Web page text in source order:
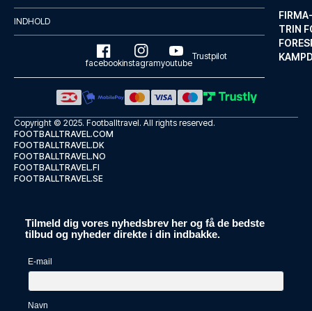
TRIN
Med et ophold ved Mercure Düss...
INDHOLD
facebookinstagramyoutube
Trustpilot
Copyright © 2025. Footballtravel. All rights reserved.
FOOTBALLTRAVEL.COM
FOOTBALLTRAVEL.DK
FOOTBALLTRAVEL.NO
FOOTBALLTRAVEL.FI
FOOTBALLTRAVEL.SE
Tilmeld dig vores nyhedsbrev her og få de bedste
tilbud og nyheder direkte i din indbakke.
E-mail
Navn